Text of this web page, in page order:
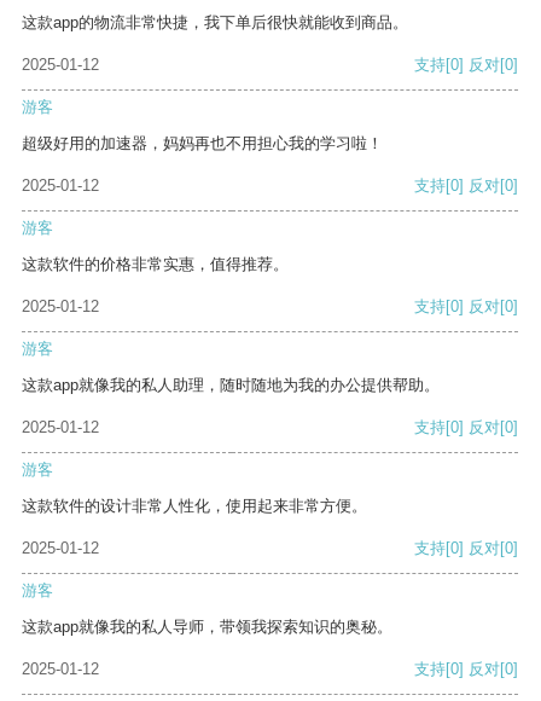
这款app的物流非常快捷，我下单后很快就能收到商品。
2025-01-12 支持[0] 反对[0]
游客
超级好用的加速器，妈妈再也不用担心我的学习啦！
2025-01-12 支持[0] 反对[0]
游客
这款软件的价格非常实惠，值得推荐。
2025-01-12 支持[0] 反对[0]
游客
这款app就像我的私人助理，随时随地为我的办公提供帮助。
2025-01-12 支持[0] 反对[0]
游客
这款软件的设计非常人性化，使用起来非常方便。
2025-01-12 支持[0] 反对[0]
游客
这款app就像我的私人导师，带领我探索知识的奥秘。
2025-01-12 支持[0] 反对[0]